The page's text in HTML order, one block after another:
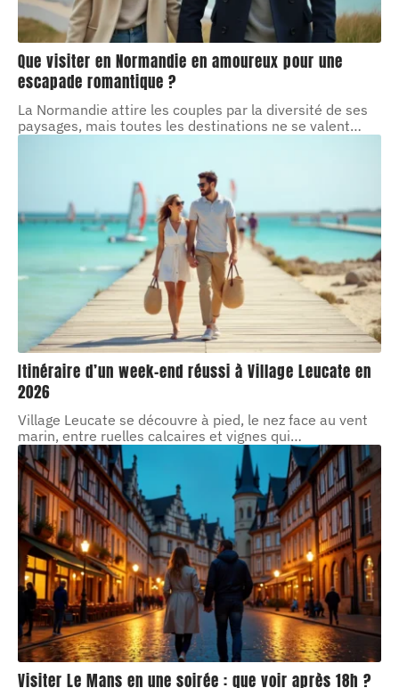
Que visiter en Normandie en amoureux pour une
escapade romantique ?
La Normandie attire les couples par la diversité de ses
paysages, mais toutes les destinations ne se valent…
Itinéraire d’un week-end réussi à Village Leucate en
2026
Village Leucate se découvre à pied, le nez face au vent
marin, entre ruelles calcaires et vignes qui…
Visiter Le Mans en une soirée : que voir après 18h ?